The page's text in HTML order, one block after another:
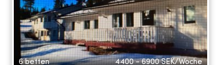
6 betten 4400 - 6900 SEK/Woche